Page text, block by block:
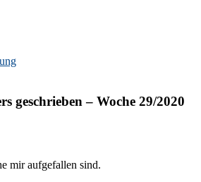
geschrieben – Woche 29/2020
mir aufgefallen sind.